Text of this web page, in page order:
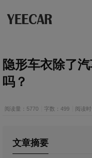
隐形车衣除了
吗？
阅读量：5770 字数：499 阅读
文章摘要